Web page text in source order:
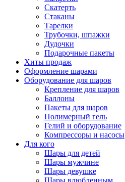
Скатерть
Стаканы
Тарелки
Трубочки, шпажки
Дудочки
Подарочные пакеты
Хиты продаж
Оформление шарами
Оборудование для шаров
Крепление для шаров
Баллоны
Пакеты для шаров
Полимерный гель
Гелий и оборудование
Компрессоры и насосы
Для кого
Шары для детей
Шары мужчине
Шары девушке
Шары влюбленным